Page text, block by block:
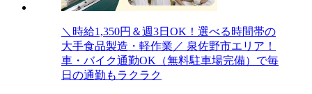
＼時給1,350円＆週3日OK！選べる時間帯の
大手食品製造・軽作業／ 泉佐野市エリア！
車・バイク通勤OK（無料駐車場完備）で毎
日の通勤もラクラク